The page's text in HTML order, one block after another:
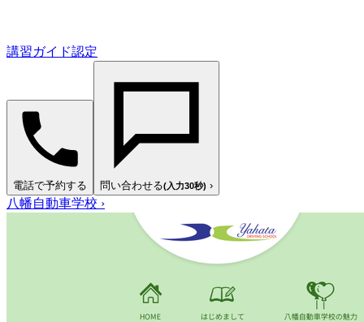
講習ガイド認定
電話で予約する 問い合わせる(入力30秒) ›
八幡自動車学校 ›